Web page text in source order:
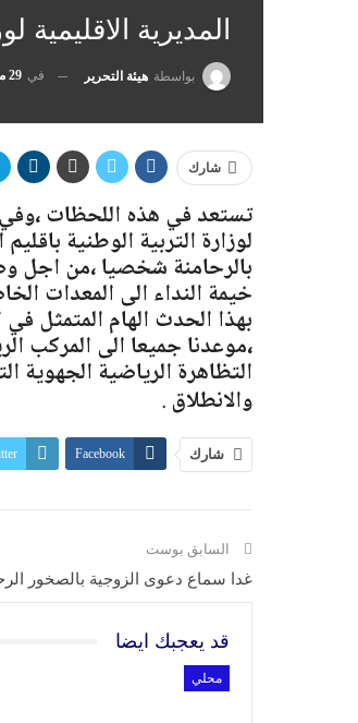
المديرية
بواسطة هيئة التحرير في 29 مارس, 2016
شارك
تستعد في هذه اللحظات ،وفي
لوزارة التربية الوطنية
بالرحامنة شخصيا ،من اجل
خيمة النداء الى المعدات
،موعدنا جميعا الى المركب
التظاهرة الرياضية الجهوية
والانطلاق
شارك Facebook
السابق بوست
غدا سماع دعوى الزوجية بالصخور
قد يعجبك ايضا
محلي